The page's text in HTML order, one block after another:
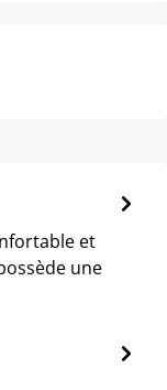
et
une